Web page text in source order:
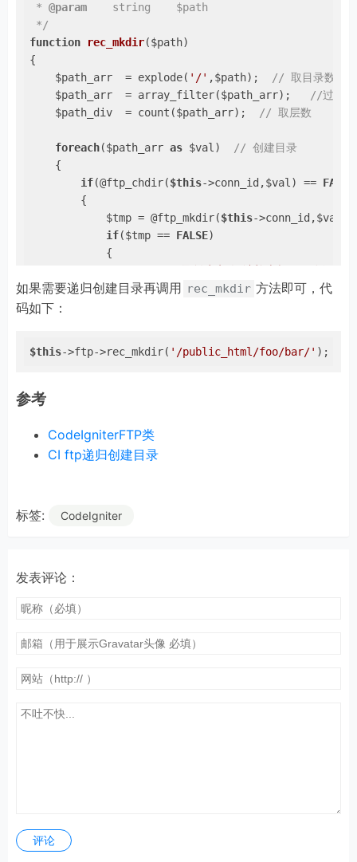
* @param
    string    $path
*/
function
rec_mkdir($path)
{
    $path_arr  = explode(
'/' ,$path);
// 取目录数组
    $path_arr  = array_filter($path_arr);
//过滤空
    $path_div  = count($path_arr);
// 取层数
foreach($path_arr as $val)
// 创建目录
    {
if(@ftp_chdir($this->conn_id,$val) == FALSE
        {
            $tmp = @ftp_mkdir(
$this->conn_id,$val);
if($tmp == FALSE)
            {
exit;
            }
    }
    {
        @ftp_cdup(
$this
如果需要递归创建目录再调用 rec_mkdir 方法即可，代
码如下：
$this->ftp->rec_mkdir( '/public_html/foo/bar/' );
参考
CodeIgniterFTP类
CI ftp递归创建目录
标签: CodeIgniter
发表评论：
评论